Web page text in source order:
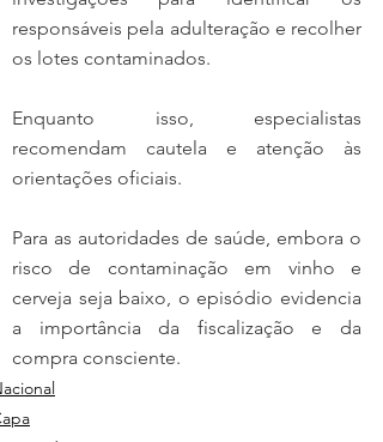
responsáveis pela adulteração e recolher
os lotes contaminados.
Enquanto isso, especialistas
recomendam cautela e atenção às
orientações oficiais.
Para as autoridades de saúde, embora o
risco de contaminação em vinho e
cerveja seja baixo, o episódio evidencia
a importância da fiscalização e da
compra consciente.